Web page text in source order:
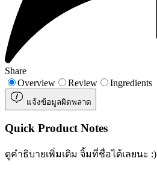
Share
Overview
Review Ingredients
แจ้งข้อมูลผิดพลาด
Quick Product Notes
ดูคำธิบายเพิ่มเติม จิ้มที่ชื่อได้เลยนะ :)